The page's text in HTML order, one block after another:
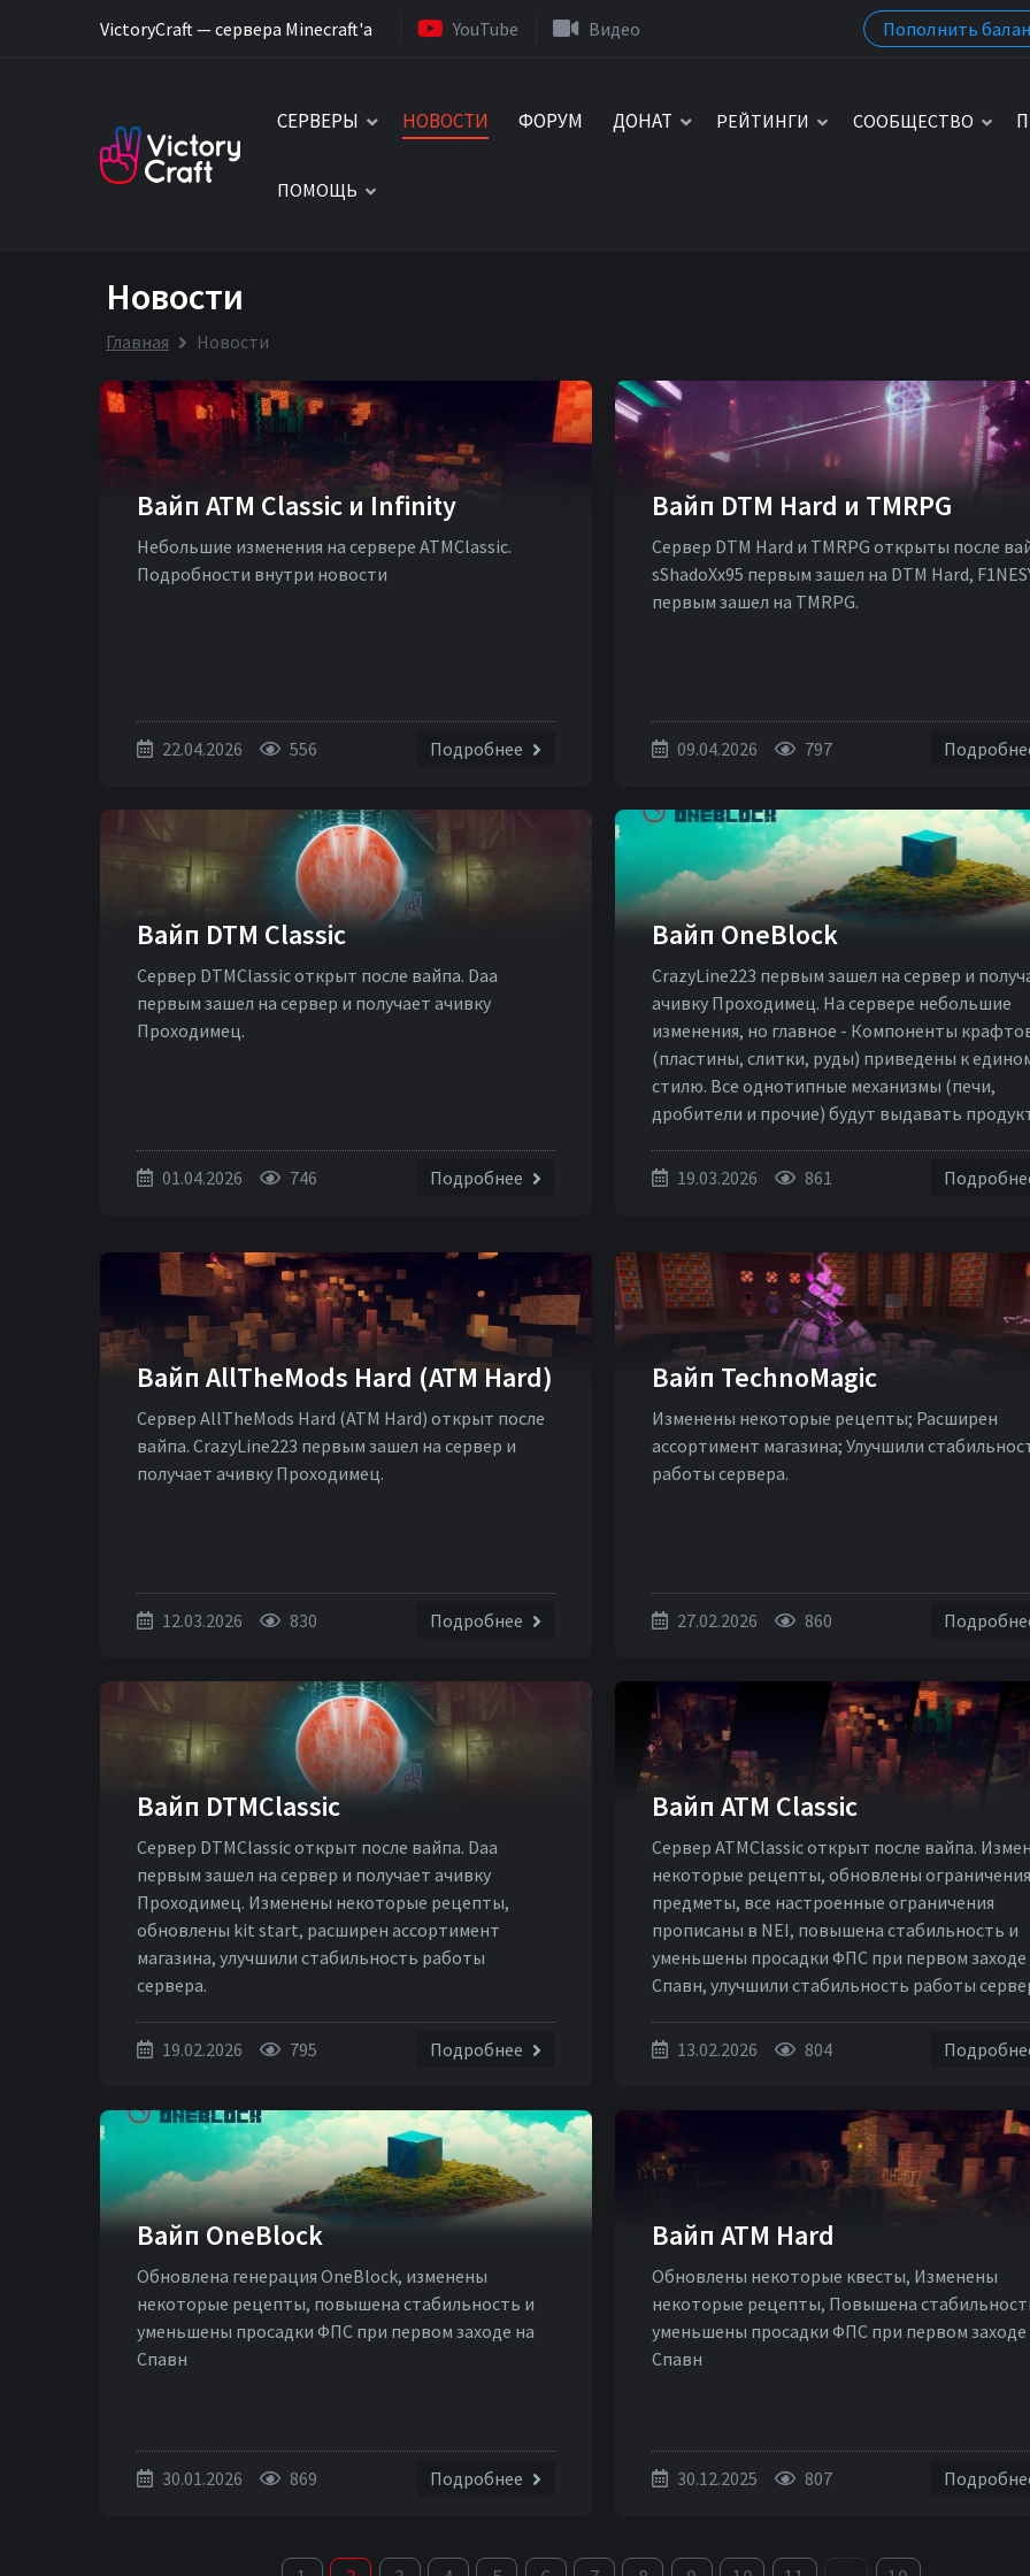
VictoryCraft — сервера Minecraft'a YouTube Видео Пополнить
СЕРВЕРЫ НОВОСТИ ФОРУМ ДОНАТ РЕЙТИНГИ СООБЩЕСТВО
ПОМОЩЬ
Новости
Главная Новости
Вайп ATM Classic и Infinity
Небольшие изменения на сервере ATMClassic.
Подробности внутри новости
22.04.2026 556 Подробнее
Вайп DTM Нard и TMRPG
Сервер DTM Hard и TMRPG открыты после
sShadoXx95 первым зашел на DTM Hard,
первым зашел на TMRPG.
09.04.2026 797
Вайп DTM Classic
Сервер DTMClassic открыт после вайпа. Daa
первым зашел на сервер и получает ачивку
Проходимец.
01.04.2026 746 Подробнее
Вайп OneBlock
CrazyLine223 первым зашел на сервер и
ачивку Проходимец. На сервере небольшие
изменения, но главное - Компоненты
(пластины, слитки, руды) приведены к
стилю. Все однотипные механизмы (печи,
дробители и прочие) будут выдавать
эксперементальное, будут проблемы -
19.03.2026 861
Вайп AllTheMods Hard (ATM Hard)
Сервер AllTheMods Hard (ATM Hard) открыт после
вайпа. CrazyLine223 первым зашел на сервер и
получает ачивку Проходимец.
12.03.2026 830 Подробнее
Вайп TechnoMagic
Изменены некоторые рецепты; Расширен
ассортимент магазина; Улучшили
работы сервера.
27.02.2026 860
Вайп DTMClassic
Сервер DTMClassic открыт после вайпа. Daa
первым зашел на сервер и получает ачивку
Проходимец. Изменены некоторые рецепты,
обновлены kit start, расширен ассортимент
магазина, улучшили стабильность работы
сервера.
19.02.2026 795 Подробнее
Вайп ATM Classic
Сервер ATMClassic открыт после вайпа.
некоторые рецепты, обновлены
предметы, все настроенные ограничения
прописаны в NEI, повышена стабильность и
уменьшены просадки ФПС при первом заходе
Спавн, улучшили стабильность работы
13.02.2026 804
Вайп OneBlock
Обновлена генерация OneBlock, изменены
некоторые рецепты, повышена стабильность и
уменьшены просадки ФПС при первом заходе на
Спавн
30.01.2026 869 Подробнее
Вайп ATM Hard
Обновлены некоторые квесты, Изменены
некоторые рецепты, Повышена
уменьшены просадки ФПС при первом заходе
Спавн
30.12.2025 807